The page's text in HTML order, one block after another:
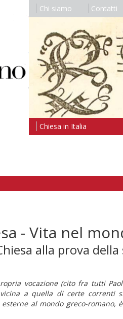
Chi siamo Contatti
Chiesa in Italia
- Vita nel
alla prova
vocazione (cito fra tutti
a quella di certe correnti
esterne al mondo greco-